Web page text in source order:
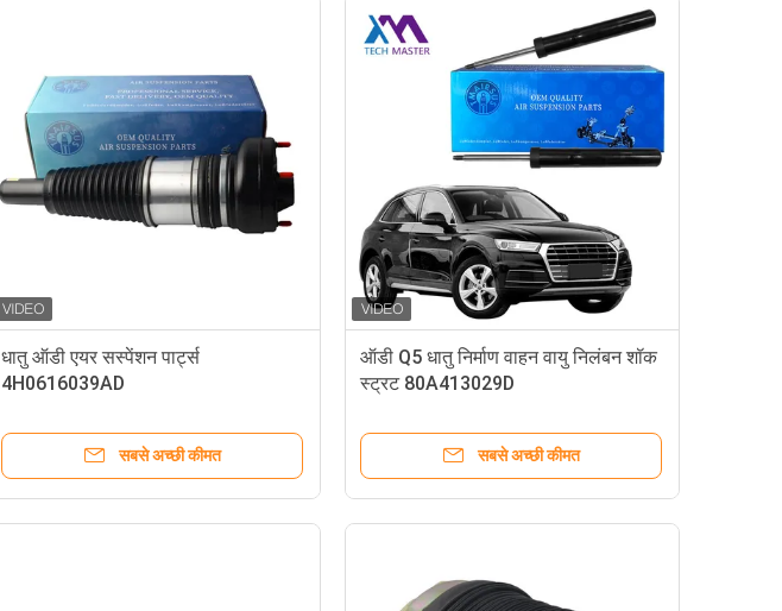
धातु ऑडी एयर सस्पेंशन पार्ट्स
4H0616039AD
सबसे अच्छी कीमत
ऑडी Q5 धातु निर्माण वाहन वायु निलंबन शॉक
स्ट्रट 80A413029D
सबसे अच्छी कीमत